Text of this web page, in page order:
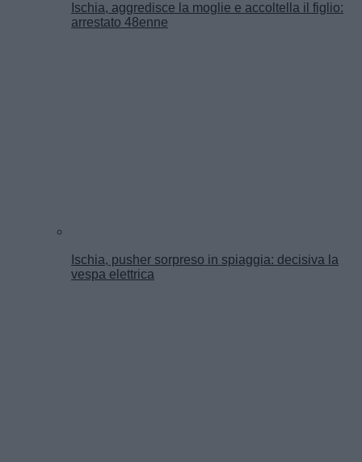
Ischia, aggredisce la moglie e accoltella il figlio:
arrestato 48enne
Ischia, pusher sorpreso in spiaggia: decisiva la
vespa elettrica